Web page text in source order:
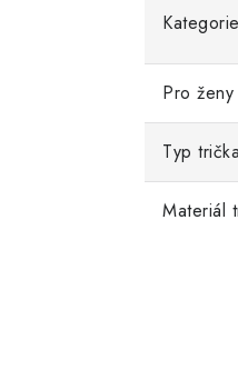
Kategorie
Pro ženy
Typ trička
Materiál